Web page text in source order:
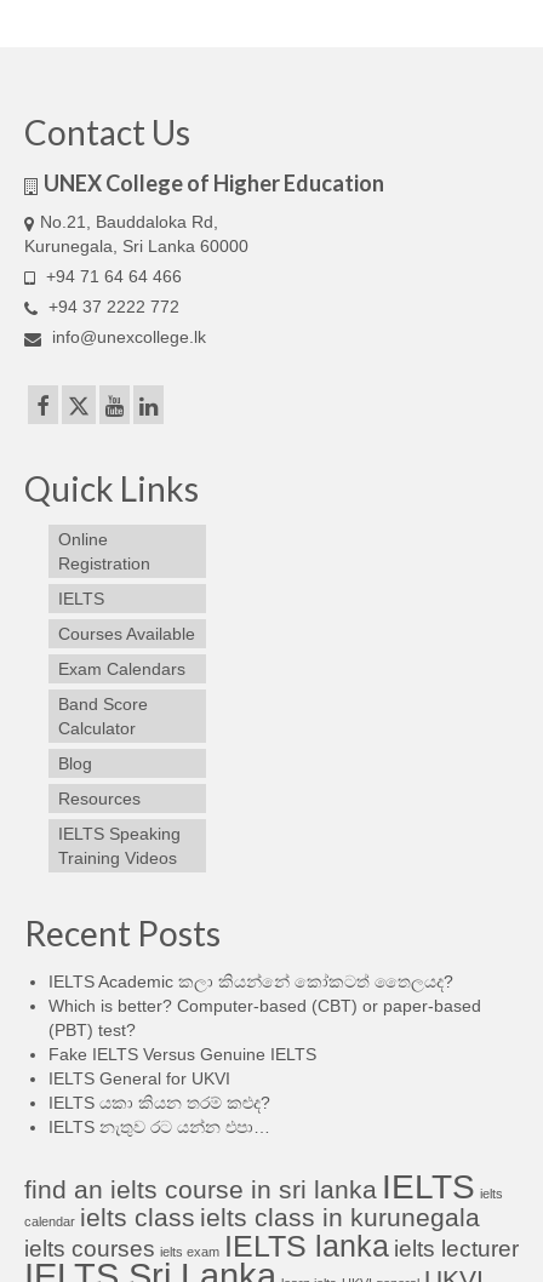
Contact Us
UNEX College of Higher Education
No.21, Bauddaloka Rd,
Kurunegala, Sri Lanka 60000
+94 71 64 64 466
+94 37 2222 772
info@unexcollege.lk
Quick Links
Online
Registration
IELTS
Courses Available
Exam Calendars
Band Score
Calculator
Blog
Resources
IELTS Speaking
Training Videos
Recent Posts
IELTS Academic කලා කියන්නේ කෝකටත් තෛලයද?
Which is better? Computer-based (CBT) or paper-based
(PBT) test?
Fake IELTS Versus Genuine IELTS
IELTS General for UKVI
IELTS යකා කියන තරම් කළුද?
IELTS නැතුව රට යන්න එපා…
find an ielts course in sri lanka IELTS ielts
calendar ielts class ielts class in kurunegala
ielts courses ielts exam IELTS lanka ielts lecturer